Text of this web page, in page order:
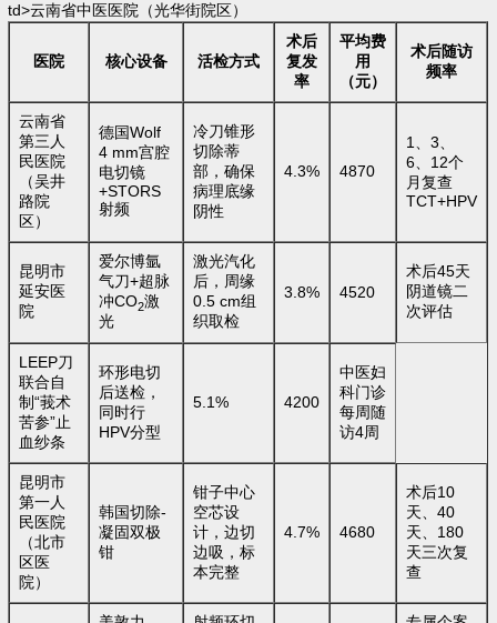
td>云南省中医医院（光华街院区）
医院 核心设备 活检方式
术后
复发
率
平均费
用
（元）
术后随访
频率
云南省
第三人
民医院
（吴井
路院
区）
德国Wolf
4 mm宫腔
电切镜
+STORS
射频
冷刀锥形
切除蒂
部，确保
病理底缘
阴性
4.3% 4870
1、3、
6、12个
月复查
TCT+HPV
昆明市
延安医
院
爱尔博氩
气刀+超脉
冲CO2激
光
激光汽化
后，周缘
0.5 cm组
织取检
3.8% 4520
术后45天
阴道镜二
次评估
LEEP刀
联合自
制“莪术
苦参”止
血纱条
环形电切
后送检，
同时行
HPV分型
5.1% 4200
中医妇
科门诊
每周随
访4周
昆明市
第一人
民医院
（北市
区医
院）
韩国切除-
凝固双极
钳
钳子中心
空芯设
计，边切
边吸，标
本完整
4.7% 4680
术后10
天、40
天、180
天三次复
查